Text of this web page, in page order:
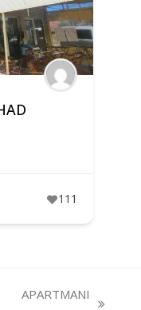
111
APARTMANI